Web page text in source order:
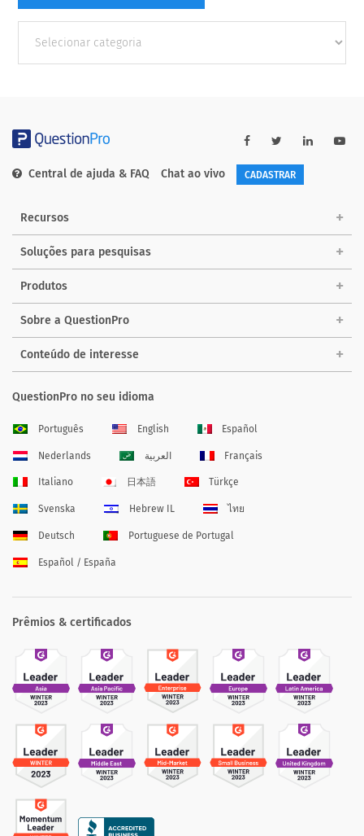
Categorias
Central de ajuda & FAQ Chat ao vivo CADASTRAR
Recursos
Soluções para pesquisas
Produtos
Sobre a QuestionPro
Conteúdo de interesse
QuestionPro no seu idioma
Português English Español
Nederlands العربية Français
Italiano 日本語 Türkçe
Svenska Hebrew IL ไทย
Deutsch Portuguese de Portugal
Español / España
Prêmios & certificados